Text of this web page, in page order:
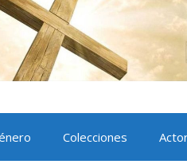
Colecciones